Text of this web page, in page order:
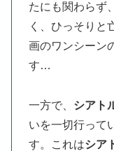
たにも関わらず
く、ひっそりと
画のワンシーン
す…
一方で、 シアト
いを一切行って
す。これはシア